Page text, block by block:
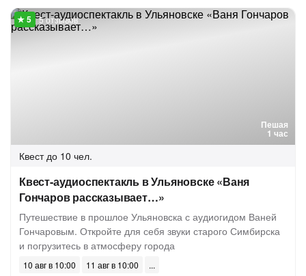
Пешая
1 час
5 отзывов
Квест до 10 чел.
Квест-аудиоспектакль в Ульяновске «Ваня
Гончаров рассказывает…»
Путешествие в прошлое Ульяновска с аудиогидом Ваней
Гончаровым. Откройте для себя звуки старого Симбирска
и погрузитесь в атмосферу города
10 авг в 10:00
11 авг в 10:00